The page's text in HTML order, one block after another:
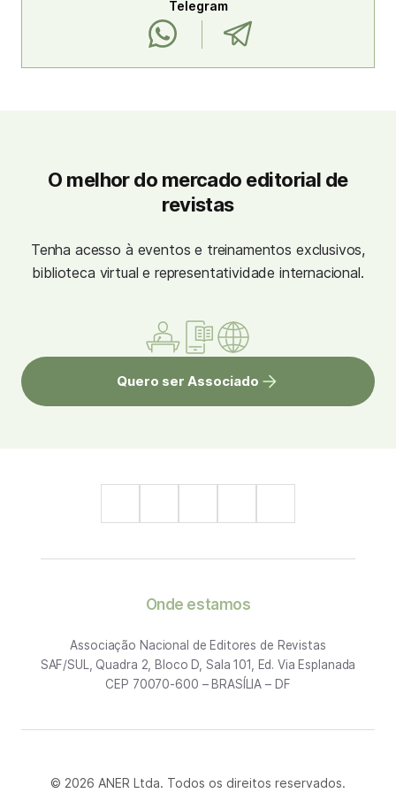
Telegram
O melhor do mercado editorial de
revistas
Tenha acesso à eventos e treinamentos exclusivos,
biblioteca virtual e representatividade internacional.
Quero ser Associado
Onde estamos
Associação Nacional de Editores de Revistas
SAF/SUL, Quadra 2, Bloco D, Sala 101, Ed. Via Esplanada
CEP 70070-600 – BRASÍLIA – DF
© 2026 ANER Ltda. Todos os direitos reservados.